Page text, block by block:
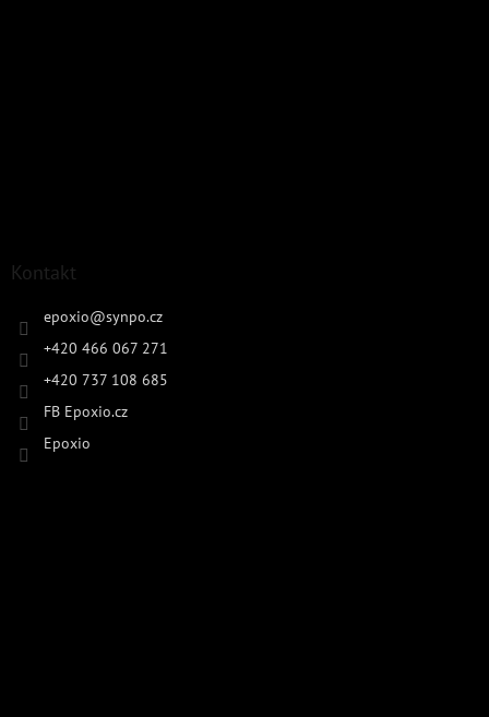
Kontakt
epoxio@synpo.cz
+420 466 067 271
+420 737 108 685
FB Epoxio.cz
Epoxio